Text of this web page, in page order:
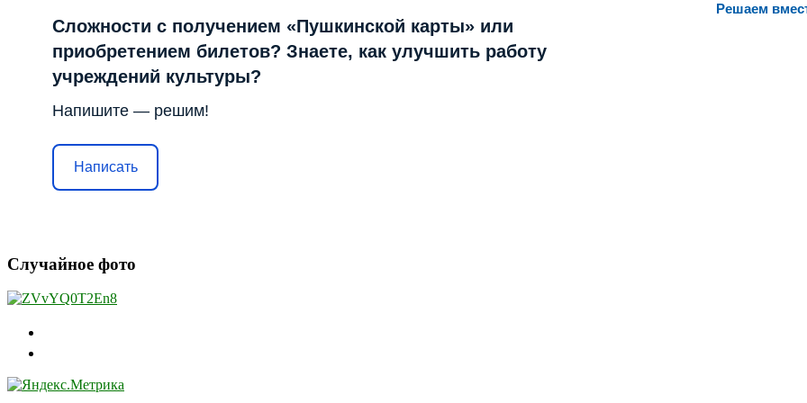
Решаем
Сложности с получением «Пушкинской карты» или
приобретением билетов? Знаете, как улучшить работу
учреждений культуры?
Напишите — решим!
Написать
Случайное фото